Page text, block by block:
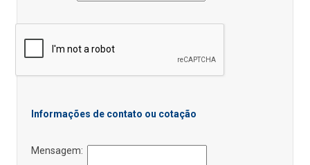
Informações de contato ou cotação
Mensagem: